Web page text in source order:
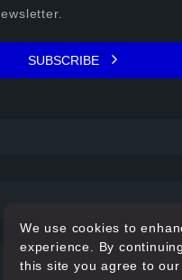
SUBSCRIBE
We use cookies to
experience. By
this site you agree to